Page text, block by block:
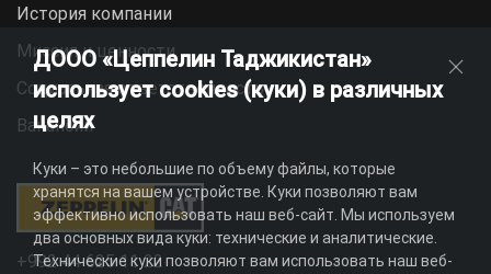
История компании
Миссия и ценности
Социальная ответственность
Вакансии
+992 44 625 11 22
ДООО «Цеппелин Таджикистан»
использует cookies (куки) в различных
целях
Куки – это небольшие по объему файлы, которые
хранятся на вашем устройстве. Куки позволяют вам
эффективно использовать наш веб-сайт. Мы используем
два основных вида куки: технические и аналитические.
Технические куки позволяют вам использовать наш веб-